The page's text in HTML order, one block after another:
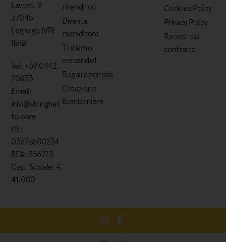
Lavoro, 9
37045
Legnago (VR)
Italia
Tel: +39 0442
20833
Email:
info@stringhet
to.com
P.I.:
03678600234
REA: 356273
Cap. Sociale: €
41.000
rivenditori
Diventa
rivenditore
Ti stiamo
cercando!
Regali aziendali
Creazione
Bomboniere
Cookies Policy
Privacy Policy
Recedi dal
contratto